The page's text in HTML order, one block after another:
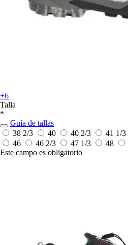
+6
Talla
*
Guía de tallas
38 2/3
40 40 2/3 41 1/3
46
46 2/3 47 1/3 48
Este campo es obligatorio